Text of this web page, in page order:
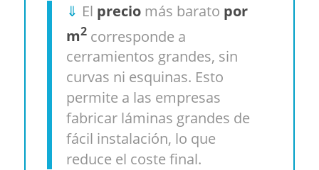
⇓ El preciomás barato por
m2corresponde a
cerramientos grandes, sin
curvas ni esquinas. Esto
permite a las empresas
fabricar láminas grandes de
fácil instalación, lo que
reduce el coste final.